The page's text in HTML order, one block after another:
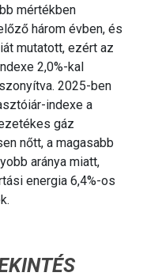
mértékben
három évben, és
mutatott, ezért az
2,0%-kal
2025-ben
indexe a
gáz
nőtt, a magasabb
aránya miatt,
energia 6,4%-os